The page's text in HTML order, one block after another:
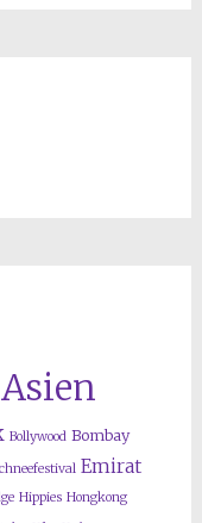
Asien
Bollywood Bombay
Emirat
Hippies Hongkong